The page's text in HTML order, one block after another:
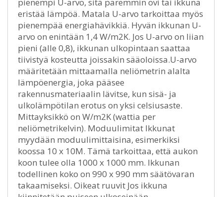
eristää lämpöä. Matala U-arvo tarkoittaa myös
pienempää energiahävikkiä. Hyvän ikkunan U-
arvo on enintään 1,4 W/m2K. Jos U-arvo on liian
pieni (alle 0,8), ikkunan ulkopintaan saattaa
tiivistyä kosteutta joissakin sääoloissa.U-arvo
määritetään mittaamalla neliömetrin alalta
lämpöenergia, joka pääsee
rakennusmateriaalin lävitse, kun sisä- ja
ulkolämpötilan erotus on yksi celsiusaste.
Mittayksikkö on W/m2K (wattia per
neliömetrikelvin). Moduulimitat Ikkunat
myydään moduulimittaisina, esimerkiksi
koossa 10 x 10M. Tämä tarkoittaa, että aukon
koon tulee olla 1000 x 1000 mm. Ikkunan
todellinen koko on 990 x 990 mm säätövaran
takaamiseksi. Oikeat ruuvit Jos ikkuna